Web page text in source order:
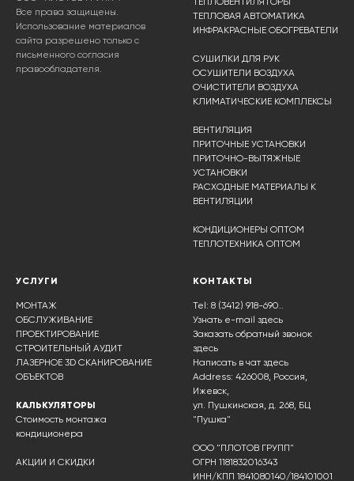
Все права защищены.
Использование материалов
сайта разрешено только с
письменного согласия
правообладателя.
ТЕПЛОВАЯ АВТОМАТИКА
ИНФРАКРАСНЫЕ ОБОГРЕВАТЕЛИ
СУШИЛКИ ДЛЯ РУК
ОСУШИТЕЛИ ВОЗДУХА
ОЧИСТИТЕЛИ ВОЗДУХА
КЛИМАТИЧЕСКИЕ КОМПЛЕКСЫ
ВЕНТИЛЯЦИЯ
ПРИТОЧНЫЕ УСТАНОВКИ
ПРИТОЧНО-ВЫТЯЖНЫЕ
УСТАНОВКИ
РАСХОДНЫЕ МАТЕРИАЛЫ К
ВЕНТИЛЯЦИИ
КОНДИЦИОНЕРЫ ОПТОМ
ТЕПЛОТЕХНИКА ОПТОМ
УСЛУГИ
МОНТАЖ
ОБСЛУЖИВАНИЕ
ПРОЕКТИРОВАНИЕ
СТРОИТЕЛЬНЫЙ АУДИТ
ЛАЗЕРНОЕ 3D СКАНИРОВАНИЕ
ОБЪЕКТОВ
КАЛЬКУЛЯТОРЫ
Стоимость монтажа
кондиционера
АКЦИИ И СКИДКИ
КОНТАКТЫ
Tel: 8 (3412) 918-690..
Узнать e-mail здесь
Заказать обратный звонок
здесь
Написать в чат здесь
Address: 426008, Россия,
Ижевск,
ул. Пушкинская, д. 268, БЦ
"Пушка"
ООО "ПЛОТОВ ГРУПП"
ОГРН 1181832016343
ИНН/КПП 1841080140/184101001